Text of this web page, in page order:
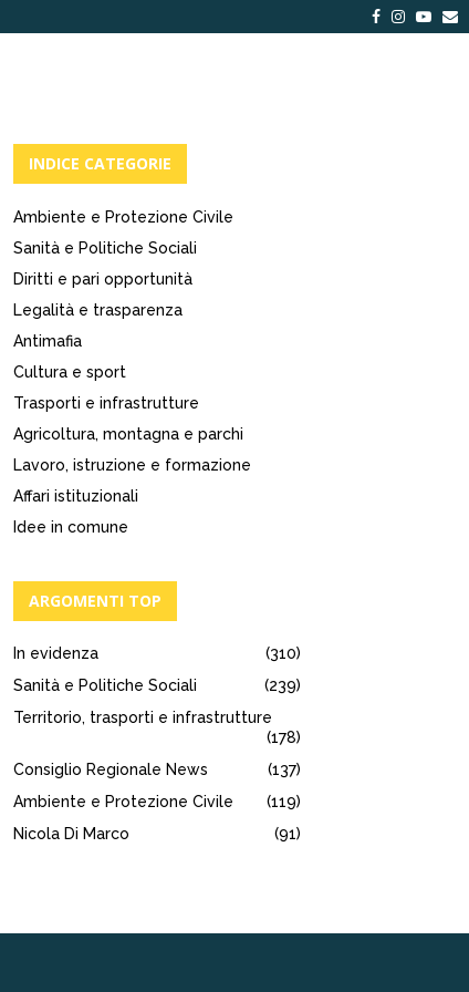
Facebook
INDICE CATEGORIE
Ambiente e Protezione Civile
Sanità e Politiche Sociali
Diritti e pari opportunità
Legalità e trasparenza
Antimafia
Cultura e sport
Trasporti e infrastrutture
Agricoltura, montagna e parchi
Lavoro, istruzione e formazione
Affari istituzionali
Idee in comune
ARGOMENTI TOP
In evidenza
(310)
Sanità e Politiche Sociali
(239)
Territorio, trasporti e infrastrutture
(178)
Consiglio Regionale News
(137)
Ambiente e Protezione Civile
(119)
Nicola Di Marco
(91)